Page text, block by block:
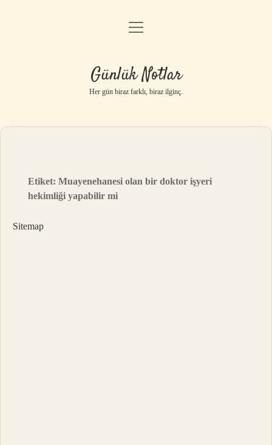
Anasayfa
Yasal Uyarı
menüyü
Günlük Notlar
Her gün biraz farklı, biraz ilginç.
Etiket:Muayenehanesi olan bir doktor işyeri
hekimliği yapabilir mi
Sitemap